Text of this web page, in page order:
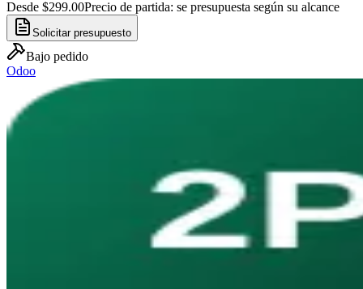
Desde $299.00Precio de partida: se presupuesta según su alcance
Solicitar presupuesto
Bajo pedido
Odoo